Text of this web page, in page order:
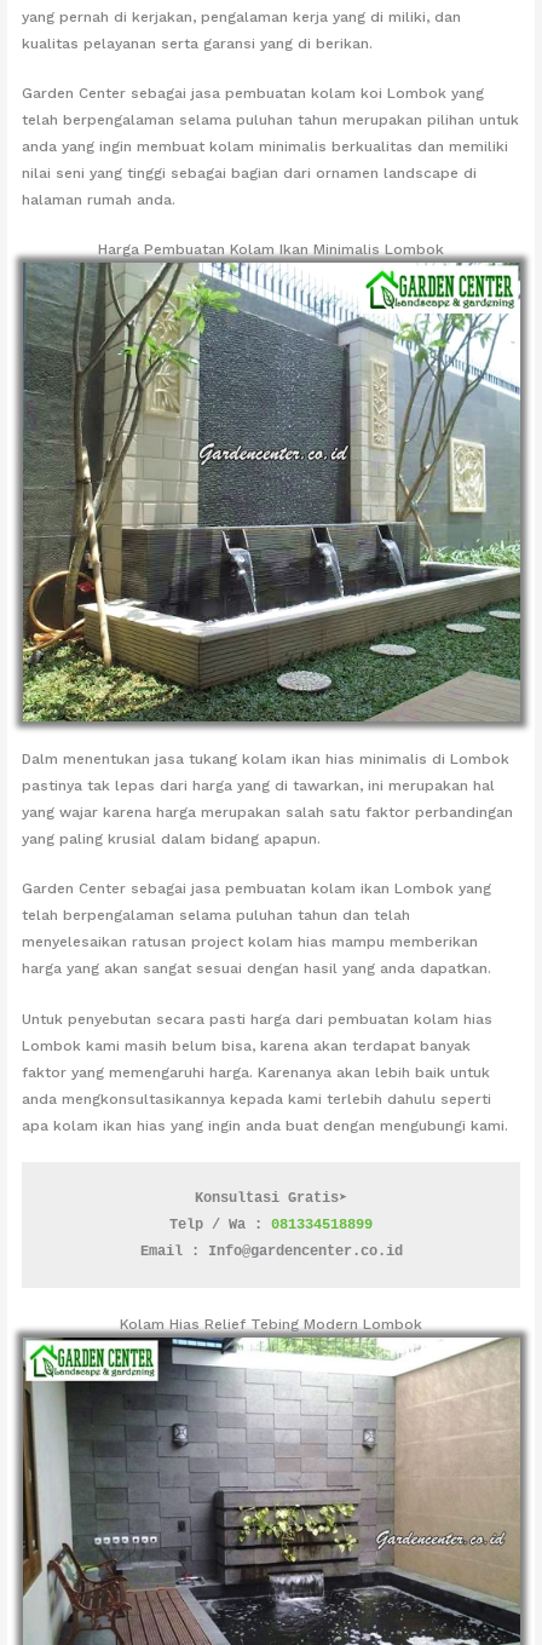
yang pernah di kerjakan, pengalaman kerja yang di miliki, dan
kualitas pelayanan serta garansi yang di berikan.
Garden Center sebagai jasa pembuatan kolam koi Lombok yang
telah berpengalaman selama puluhan tahun merupakan pilihan untuk
anda yang ingin membuat kolam minimalis berkualitas dan memiliki
nilai seni yang tinggi sebagai bagian dari ornamen landscape di
halaman rumah anda.
Harga Pembuatan Kolam Ikan Minimalis Lombok
Dalm menentukan jasa tukang kolam ikan hias minimalis di Lombok
pastinya tak lepas dari harga yang di tawarkan, ini merupakan hal
yang wajar karena harga merupakan salah satu faktor perbandingan
yang paling krusial dalam bidang apapun.
Garden Center sebagai jasa pembuatan kolam ikan Lombok yang
telah berpengalaman selama puluhan tahun dan telah
menyelesaikan ratusan project kolam hias mampu memberikan
harga yang akan sangat sesuai dengan hasil yang anda dapatkan.
Untuk penyebutan secara pasti harga dari pembuatan kolam hias
Lombok kami masih belum bisa, karena akan terdapat banyak
faktor yang memengaruhi harga. Karenanya akan lebih baik untuk
anda mengkonsultasikannya kepada kami terlebih dahulu seperti
apa kolam ikan hias yang ingin anda buat dengan mengubungi kami.
Konsultasi Gratis➤
Telp / Wa : 081334518899
Email : Info@gardencenter.co.id
Kolam Hias Relief Tebing Modern Lombok